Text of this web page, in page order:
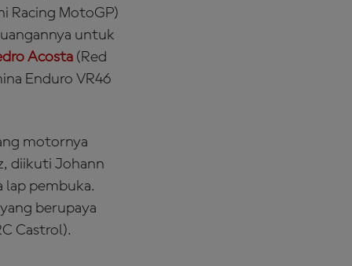
Racing MotoGP)
untuk
Acosta (Red
Enduro VR46
motornya
diikuti Johann
lap pembuka.
berupaya
Castrol).